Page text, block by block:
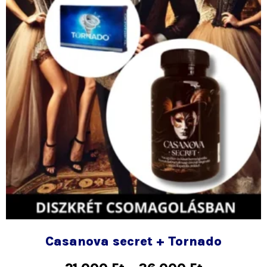
Casanova secret + Tornado
ki